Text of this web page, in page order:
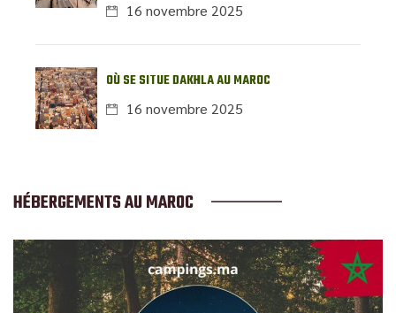
16 novembre 2025
OÙ SE SITUE DAKHLA AU MAROC
16 novembre 2025
HÉBERGEMENTS AU MAROC